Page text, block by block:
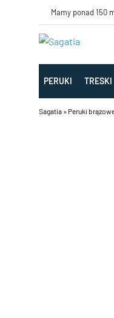
Mamy ponad 150
PERUKI TRESKI
Sagatia » Peruki